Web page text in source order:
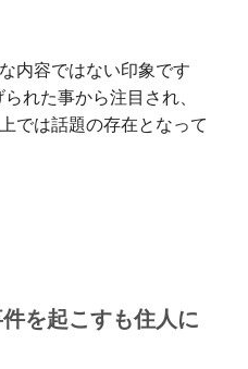
内容ではない印象です
れた事から注目され、
では話題の存在となって
を起こすも住人に